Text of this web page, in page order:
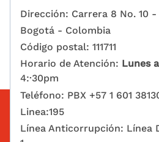
Dirección: Carrera 8 No. 10 -
Bogotá - Colombia
Código postal: 111711
Horario de Atención: Lunes
4:·30pm
Teléfono: PBX +57 1 601
Linea:195
Línea Anticorrupción: Línea